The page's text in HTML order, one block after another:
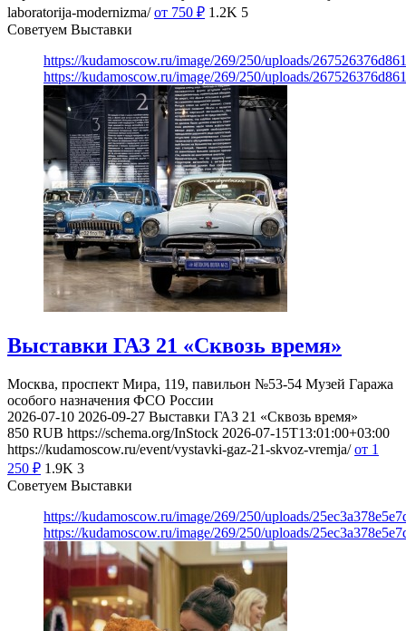
laboratorija-modernizma/ от 750 ₽ 1.2K 5
Советуем Выставки
https://kudamoscow.ru/image/269/250/uploads/
https://kudamoscow.ru/image/269/250/uploads/
Выставки ГАЗ 21 «Сквозь время»
Москва, проспект Мира, 119, павильон №53-54 Музей Гаража
особого назначения ФСО России
2026-07-10 2026-09-27 Выставки ГАЗ 21 «Сквозь время»
850 RUB https://schema.org/InStock 2026-07-15T13:01:00+03:00
https://kudamoscow.ru/event/vystavki-gaz-21-skvoz-vremja/ от 1
250 ₽ 1.9K 3
Советуем Выставки
https://kudamoscow.ru/image/269/250/uploads/
https://kudamoscow.ru/image/269/250/uploads/